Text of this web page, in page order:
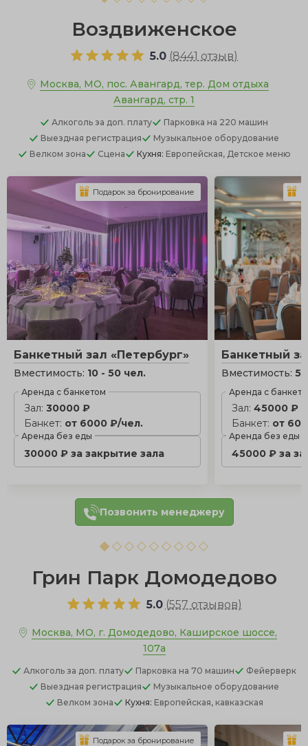
Воздвиженское
5.0 (8441 отзыв)
Москва, МО, пос. Авангард, тер. Дом отдыха
Авангард, стр. 1
Алкоголь за доп. плату Парковка на 220 машин
Выездная регистрация
Музыкальное оборудование
Велком зона
Сцена Кухня: Европейская, Детское меню
Банкетный зал «Петербург»
Вместимость: 10 - 50 чел.
Аренда с банкетом
Зал: 30000 ₽
Банкет: от 6000 ₽/чел.
Аренда без еды
30000 ₽ за закрытие зала
Подарок за бронирование
Банкетный
Вместимость:
Аренда с
Зал:45000 ₽
Банкет: от
Аренда без еды
45000 ₽ за
Позвонить менеджеру
Грин Парк Домодедово
5.0 (557 отзывов)
Москва, МО, г. Домодедово, Каширское шоссе,
107а
Алкоголь за доп. плату Парковка на 70 машин
Фейерверк
Выездная регистрация
Музыкальное оборудование
Велком зона
Кухня: Европейская, кавказская
Подарок за бронирование